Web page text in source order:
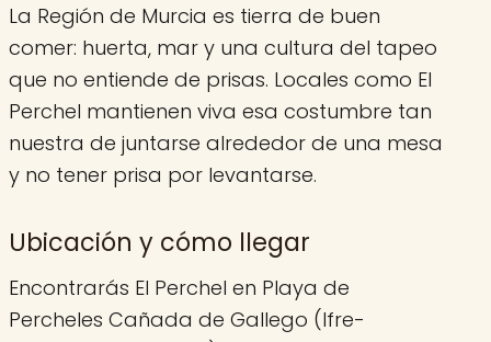
La Región de Murcia es tierra de buen
comer: huerta, mar y una cultura del tapeo
que no entiende de prisas. Locales como El
Perchel mantienen viva esa costumbre tan
nuestra de juntarse alrededor de una mesa
y no tener prisa por levantarse.
Ubicación y cómo llegar
Encontrarás El Perchel en Playa de
Percheles Cañada de Gallego (Ifre-